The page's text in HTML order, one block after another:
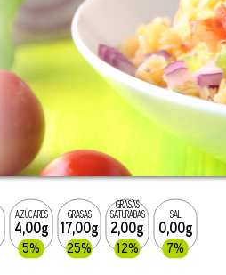
AZÚCARES
4,00g
5%
GRASAS
17,00g
25%
GRASAS
SATURADAS
2,00g
12%
SAL
0,00g
7%